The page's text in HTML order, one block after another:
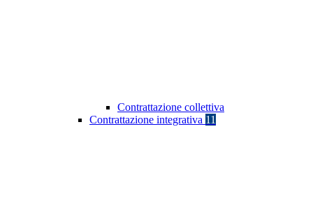
Contrattazione collettiva
Contrattazione integrativa 11